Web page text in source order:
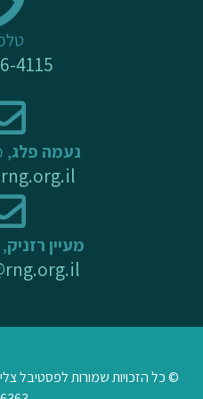
4115
נעמה פלג,
מעיין רזניק